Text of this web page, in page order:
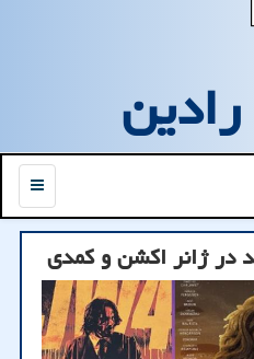
منو
در ژانر اکشن و کمدی